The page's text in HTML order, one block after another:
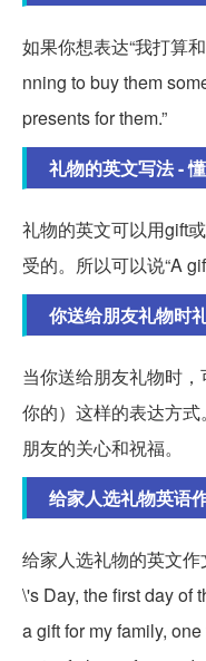
如果你想表达“我打算
nning to buy them
presents for them.”
礼物的英文写法 -
礼物的英文可以用gift
受的。所以可以说“A
你送给朋友礼物时
当你送给朋友礼物时，
你的）这样的表达方
朋友的关心和祝福。
给家人选礼物英语
给家人选礼物的英文
\'s Day, the first day of
a gift for my family,